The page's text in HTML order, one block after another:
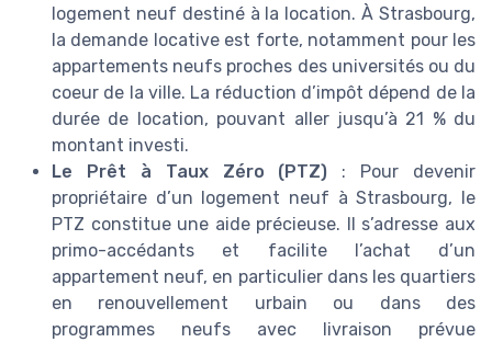
logement neuf destiné à la location. À Strasbourg,
la demande locative est forte, notamment pour les
appartements neufs proches des universités ou du
coeur de la ville. La réduction d’impôt dépend de la
durée de location, pouvant aller jusqu’à 21 % du
montant investi.
Le Prêt à Taux Zéro (PTZ) : Pour devenir
propriétaire d’un logement neuf à Strasbourg, le
PTZ constitue une aide précieuse. Il s’adresse aux
primo-accédants et facilite l’achat d’un
appartement neuf, en particulier dans les quartiers
en renouvellement urbain ou dans des
programmes neufs avec livraison prévue